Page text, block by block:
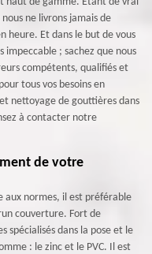
ne livrons jamais de
Et dans le but de vous
impeccable ; sachez que nous
compétents, qualifiés et
tous vos besoins en
nettoyage de gouttières dans
à contacter notre
de votre
aux normes, il est préférable
couverture. Fort de
spécialisés dans la pose et le
: le zinc et le PVC. Il est